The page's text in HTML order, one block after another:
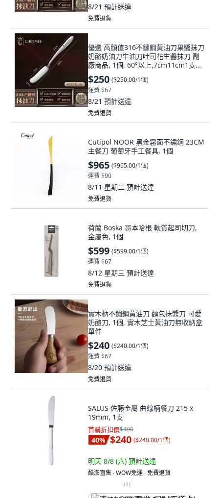
8/21 預計送達
免費退貨
優選 高顏值316不鏽鋼黃油刀果醬抹刀
奶酪奶油刀牛油刀吐司花生醬抹刀 副
廠商品, 1個, 60°以上,7cm11cm1支高
檔316奶油刀, N/A
$250 ($250.00/1個)
運費 $67
8/21 預計送達
免費退貨
Cutipol NOOR 黑金霧面不鏽鋼 23CM
主餐刀 葡萄牙手工餐具, 1個
$965 ($965.00/1個)
運費 $90
8/11 星期二 預計送達
免費退貨
荷蘭 Boska 哥本哈根 軟質起司切刀,
金屬色, 1個
$599 ($599.00/1個)
運費 $67
8/12 星期三 預計送達
免費退貨
實木柄不鏽鋼黃油刀 麵包抹醬刀 可愛
奶酪刀, 1個, 實木芝士黃油刀無收納盒
單件
$240 ($240.00/1個)
運費 $67
8/20 預計送達
免費退貨
SALUS 佐藤金屬 曲線柄餐刀 215 x
19mm, 1支
首購折扣價$400
40% $240 ($240.00/1個)
明天 8/8 (六) 預計送達
酷澎直售 ∙ WOW免運 ∙ 免費退貨
(1)